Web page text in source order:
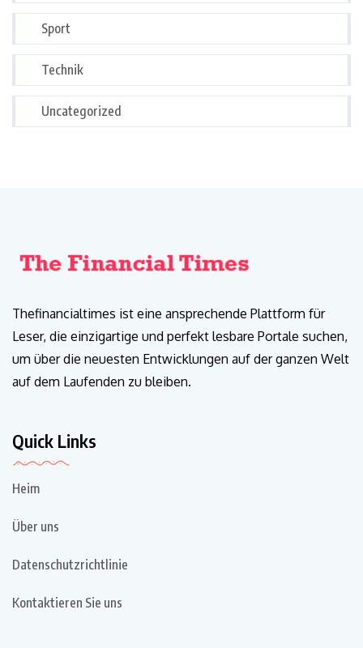
Sport
Technik
Uncategorized
Thefinancialtimes ist eine ansprechende Plattform für
Leser, die einzigartige und perfekt lesbare Portale suchen,
um über die neuesten Entwicklungen auf der ganzen Welt
auf dem Laufenden zu bleiben.
Quick Links
Heim
Über uns
Datenschutzrichtlinie
Kontaktieren Sie uns